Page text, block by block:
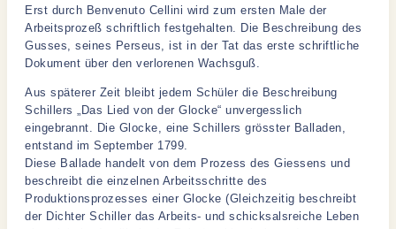
Erst durch Benvenuto Cellini wird zum ersten Male der
Arbeitsprozeß schriftlich festgehalten. Die Beschreibung des
Gusses, seines Perseus, ist in der Tat das erste schriftliche
Dokument über den verlorenen Wachsguß.
Aus späterer Zeit bleibt jedem Schüler die Beschreibung
Schillers „Das Lied von der Glocke“ unvergesslich
eingebrannt. Die Glocke, eine Schillers grösster Balladen,
entstand im September 1799.
Diese Ballade handelt von dem Prozess des Giessens und
beschreibt die einzelnen Arbeitsschritte des
Produktionsprozesses einer Glocke (Gleichzeitig beschreibt
der Dichter Schiller das Arbeits- und schicksalsreiche Leben